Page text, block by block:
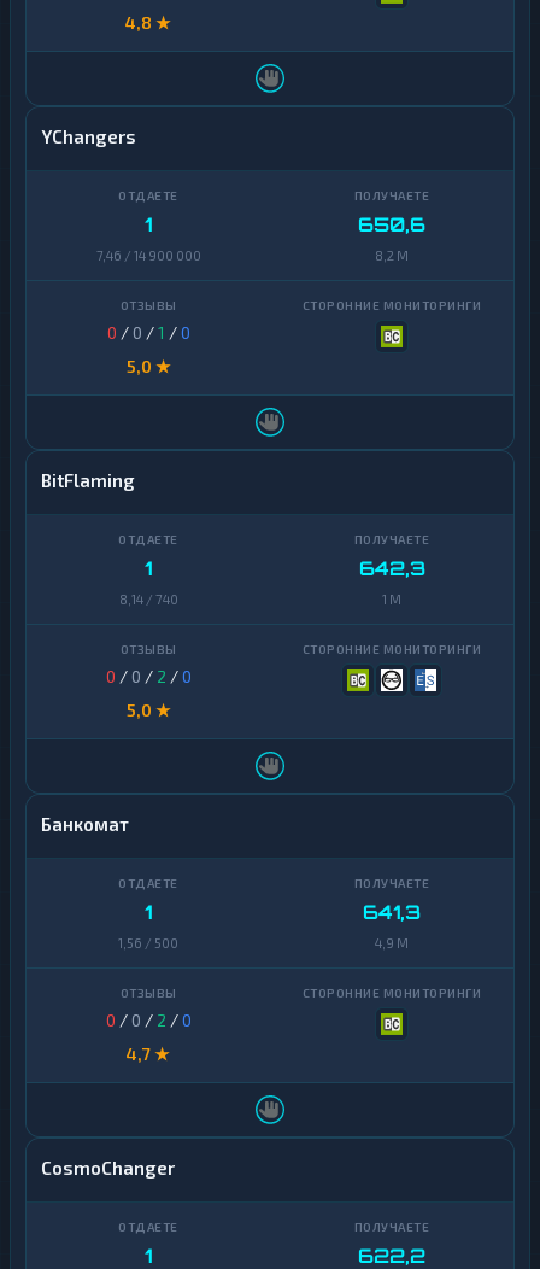
4,8 ★
YChangers
1
7,46 / 14 900 000
650,6
8,2 M
0 / 0 /1 /0
5,0 ★
BitFlaming
1
8,14 / 740
642,3
1 M
0 / 0 / 2 /0
5,0 ★
Банкомат
1
1,56 / 500
641,3
4,9 M
0 / 0 / 2 /0
4,7 ★
CosmoChanger
1 622,2